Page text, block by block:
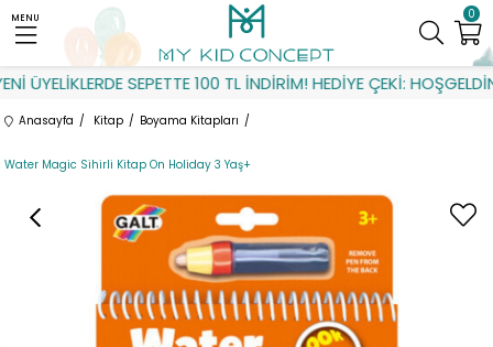
ÜYELİKLERDE SEPETTE 100 TL İNDİRİM! HEDİYE ÇEKİ: HOŞGELDİN
0
MENU
Anasayfa Kitap Boyama Kitapları
Water Magic Sihirli Kitap On Holiday 3 Yaş+